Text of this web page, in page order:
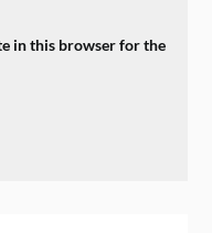
in this browser for the